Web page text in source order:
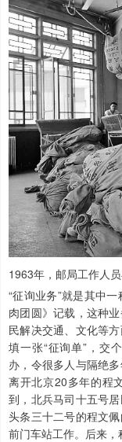
1963年，邮局工作人
“征询业务”就是其中
肉团圆》记载，这种
民解决交通、文化等
填一张“征询单”，交
办，令很多人与隔绝
离开北京20多年的程
到，北兵马司十五号
头条三十二号的程文
前门车站工作。后来，